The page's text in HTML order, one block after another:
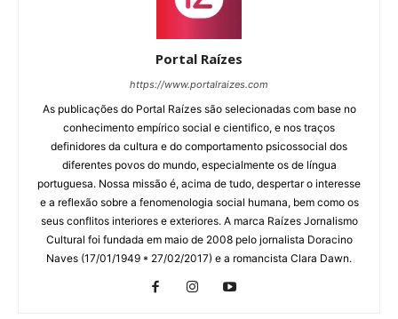
Portal Raízes
https://www.portalraizes.com
As publicações do Portal Raízes são selecionadas com base no
conhecimento empírico social e cientifico, e nos traços
definidores da cultura e do comportamento psicossocial dos
diferentes povos do mundo, especialmente os de língua
portuguesa. Nossa missão é, acima de tudo, despertar o interesse
e a reflexão sobre a fenomenologia social humana, bem como os
seus conflitos interiores e exteriores. A marca Raízes Jornalismo
Cultural foi fundada em maio de 2008 pelo jornalista Doracino
Naves (17/01/1949 * 27/02/2017) e a romancista Clara Dawn.